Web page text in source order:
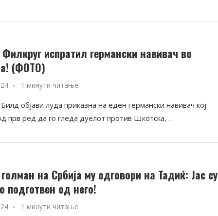
испратил германски навивач во
(ФОТО)
1 минути читање
објави луда приказна на еден германски навивач кој
прв ред да го гледа дуелот против Шкотска, …
на Србија му одговори на Тадиќ: Јас
подготвен од него!
1 минути читање